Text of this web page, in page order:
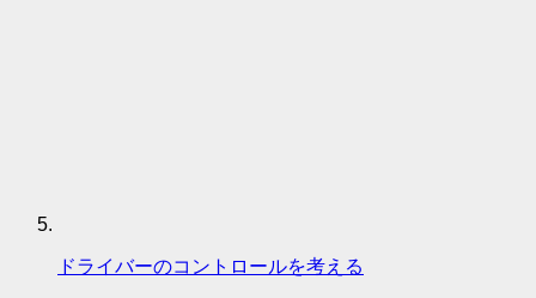
ドライバーのコントロールを考える